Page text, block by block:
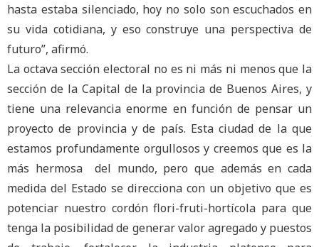
hasta estaba silenciado, hoy no solo son escuchados en
su vida cotidiana, y eso construye una perspectiva de
futuro”, afirmó.
La octava sección electoral no es ni más ni menos que la
sección de la Capital de la provincia de Buenos Aires, y
tiene una relevancia enorme en función de pensar un
proyecto de provincia y de país. Esta ciudad de la que
estamos profundamente orgullosos y creemos que es la
más hermosa del mundo, pero que además en cada
medida del Estado se direcciona con un objetivo que es
potenciar nuestro cordón flori-fruti-hortícola para que
tenga la posibilidad de generar valor agregado y puestos